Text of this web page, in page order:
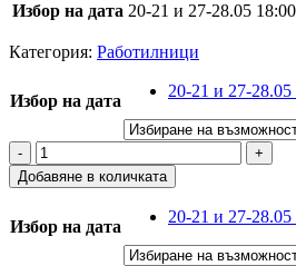
Избор на дата 20-21 и 27-28.05
Категория: Работилници
Избор на дата
20-21 и 27-28.05
-
+
Добавяне в количката
Избор на дата
20-21 и 27-28.05